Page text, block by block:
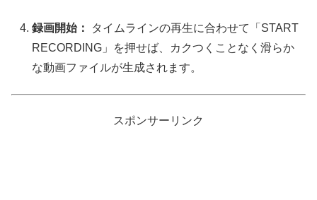
録画開始：
タイムラインの再生に合わせて「START
RECORDING」を押せば、カクつくことなく滑らか
な動画ファイルが生成されます。
スポンサーリンク